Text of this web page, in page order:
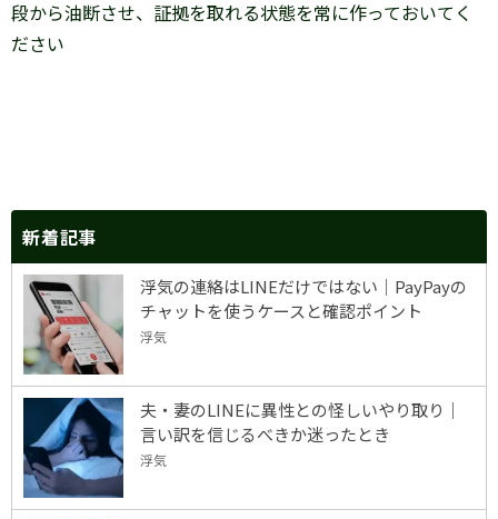
段から油断させ、証拠を取れる状態を常に作っておいてく
ださい
新着記事
浮気の連絡はLINEだけではない｜PayPayの
チャットを使うケースと確認ポイント
浮気
夫・妻のLINEに異性との怪しいやり取り｜
言い訳を信じるべきか迷ったとき
浮気